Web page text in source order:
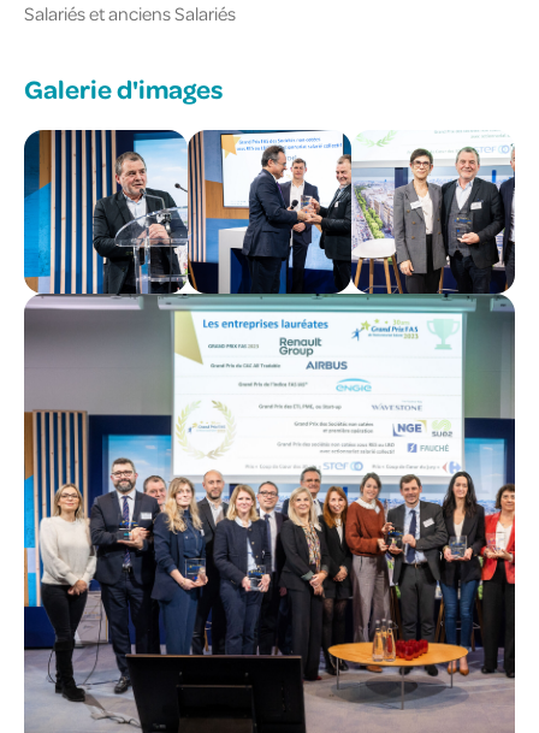
Salariés et anciens Salariés
Galerie d'images